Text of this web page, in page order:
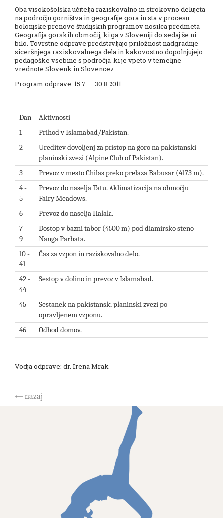
Oba visokošolska učitelja raziskovalno in strokovno delujeta
na področju gorništva in geografije gora in sta v procesu
bolonjske prenove študijskih programov nosilca predmeta
Geografija gorskih območij, ki ga v Sloveniji do sedaj še ni
bilo. Tovrstne odprave predstavljajo priložnost nadgradnje
siceršnjega raziskovalnega dela in kakovostno dopolnjujejo
pedagoške vsebine s področja, ki je vpeto v temeljne
vrednote Slovenk in Slovencev.
Program odprave: 15.7. – 30.8.2011
Dan
Aktivnosti
1
Prihod v Islamabad/Pakistan.
2
Ureditev dovoljenj za pristop na goro na pakistanski
planinski zvezi (Alpine Club of Pakistan).
3
Prevoz v mesto Chilas preko prelaza Babusar (4173 m).
4 -
5
Prevoz do naselja Tatu. Aklimatizacija na območju
Fairy Meadows.
6
Prevoz do naselja Halala.
7 -
9
Dostop v bazni tabor (4500 m) pod diamirsko steno
Nanga Parbata.
10 -
41
Čas za vzpon in raziskovalno delo.
42 -
44
Sestop v dolino in prevoz v Islamabad.
45
Sestanek na pakistanski planinski zvezi po
opravljenem vzponu.
46
Odhod domov.
Vodja odprave: dr. Irena Mrak
nazaj